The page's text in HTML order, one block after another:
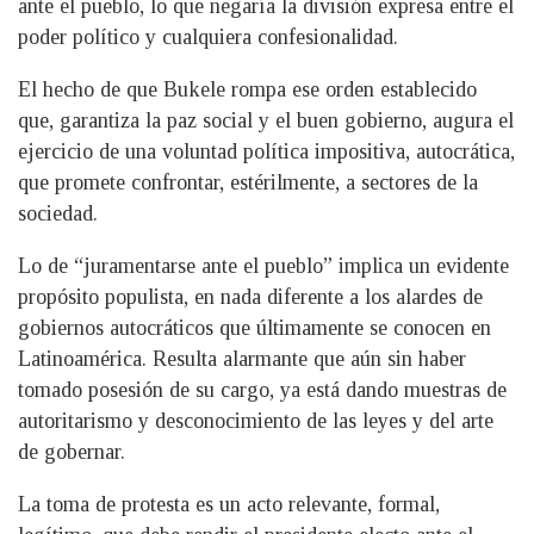
ante el pueblo, lo que negaría la división expresa entre el
poder político y cualquiera confesionalidad.
El hecho de que Bukele rompa ese orden establecido
que, garantiza la paz social y el buen gobierno, augura el
ejercicio de una voluntad política impositiva, autocrática,
que promete confrontar, estérilmente, a sectores de la
sociedad.
Lo de “juramentarse ante el pueblo” implica un evidente
propósito populista, en nada diferente a los alardes de
gobiernos autocráticos que últimamente se conocen en
Latinoamérica. Resulta alarmante que aún sin haber
tomado posesión de su cargo, ya está dando muestras de
autoritarismo y desconocimiento de las leyes y del arte
de gobernar.
La toma de protesta es un acto relevante, formal,